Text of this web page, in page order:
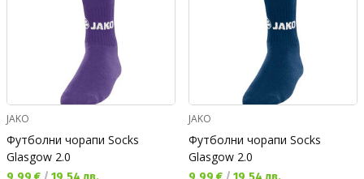
JAKO
Футболни чорапи Socks
Glasgow 2.0
Текуща цена:
JAKO
Футболни чорапи Socks
Glasgow 2.0
Текуща цена: